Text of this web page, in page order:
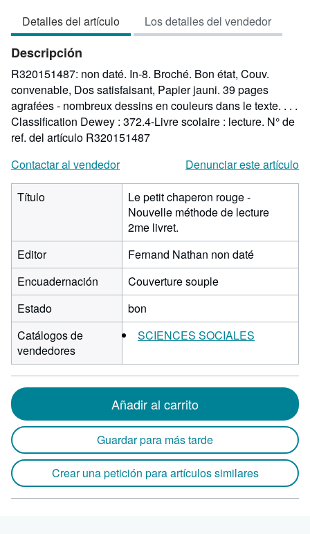
5
de
estrellas
Detalles del artículo Los detalles del vendedor
Descripción
R320151487: non daté. In-8. Broché. Bon état, Couv.
convenable, Dos satisfaisant, Papier jauni. 39 pages
agrafées - nombreux dessins en couleurs dans le texte. . . .
Classification Dewey : 372.4-Livre scolaire : lecture. N° de
ref. del artículo R320151487
Contactar al vendedor
Denunciar este artículo
Título
Le petit chaperon rouge -
Nouvelle méthode de lecture
2me livret.
Editor
Fernand Nathan non daté
Encuadernación
Couverture souple
Estado
bon
Catálogos de
vendedores
SCIENCES SOCIALES
Añadir al carrito
Guardar para más tarde
Crear una petición para artículos similares